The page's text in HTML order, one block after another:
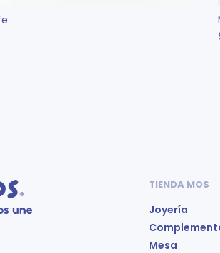
TIENDA MOS
Joyería
Mesa